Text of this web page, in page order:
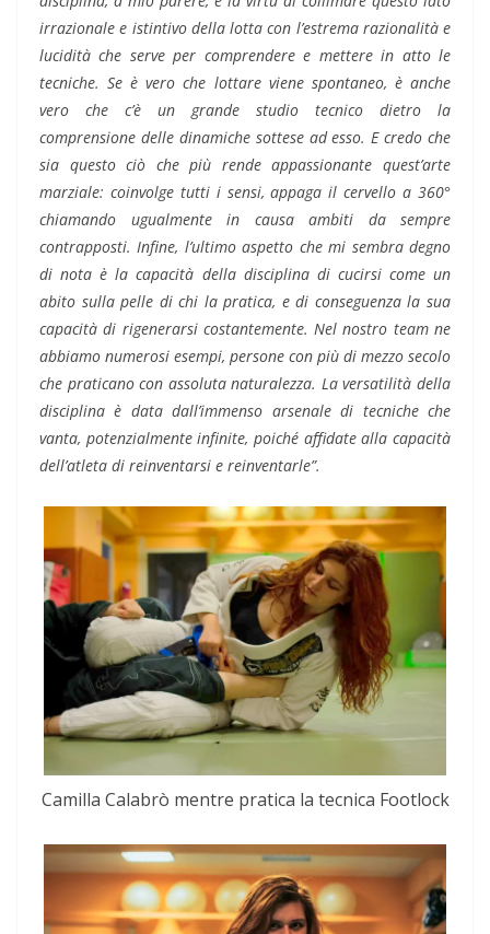
irrazionale e istintivo della lotta con l’estrema razionalità e
lucidità che serve per comprendere e mettere in atto le
tecniche. Se è vero che lottare viene spontaneo, è anche
vero che c’è un grande studio tecnico dietro la
comprensione delle dinamiche sottese ad esso. E credo che
sia questo ciò che più rende appassionante quest’arte
marziale: coinvolge tutti i sensi, appaga il cervello a 360°
chiamando ugualmente in causa ambiti da sempre
contrapposti. Infine, l’ultimo aspetto che mi sembra degno
di nota è la capacità della disciplina di cucirsi come un
abito sulla pelle di chi la pratica, e di conseguenza la sua
capacità di rigenerarsi costantemente. Nel nostro team ne
abbiamo numerosi esempi, persone con più di mezzo secolo
che praticano con assoluta naturalezza. La versatilità della
disciplina è data dall’immenso arsenale di tecniche che
vanta, potenzialmente infinite, poiché affidate alla capacità
dell’atleta di reinventarsi e reinventarle”.
Camilla Calabrò mentre pratica la tecnica Footlock